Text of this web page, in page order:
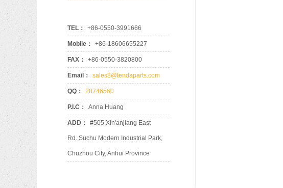
TEL： +86-0550-3991666
Mobile： +86-18606655227
FAX： +86-0550-3820800
Email： sales8@tendaparts.com
QQ： 28746560
P.I.C： Anna Huang
ADD： #505,Xin'anjiang East
Rd.,Suchu Modern Industrial Park,
Chuzhou City, Anhui Province